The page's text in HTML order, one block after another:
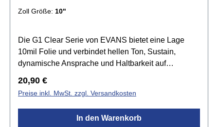
Zoll Größe: 10"
Die G1 Clear Serie von EVANS bietet eine Lage
10mil Folie und verbindet hellen Ton, Sustain,
dynamische Ansprache und Haltbarkeit auf
Standard für einen offenen und ausdrucksvollen
Sound. Tief gestimmt produziert sie einen grollenden
Rumble, der den natürlichen Sound des Kessels
betont.Spezifikationen:Größe:
Regulärer Preis:
20,90 €
Preise inkl. MwSt. zzgl. Versandkosten
In den Warenkorb